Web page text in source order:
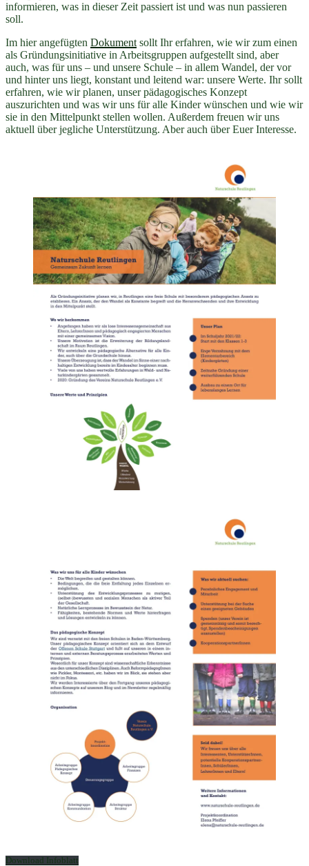
informieren, was in dieser Zeit passiert ist und was nun passieren
soll.
Im hier angefügten Dokument sollt Ihr erfahren, wie wir zum einen
als Gründungsinitiative in Arbeitsgruppen aufgestellt sind, aber
auch, was für uns – und unsere Schule – in allem Wandel, der vor
und hinter uns liegt, konstant und leitend war: unsere Werte. Ihr sollt
erfahren, wie wir planen, unser pädagogisches Konzept
auszurichten und was wir uns für alle Kinder wünschen und wie wir
sie in den Mittelpunkt stellen wollen. Außerdem freuen wir uns
aktuell über jegliche Unterstützung. Aber auch über Euer Interesse.
Download Infoblatt